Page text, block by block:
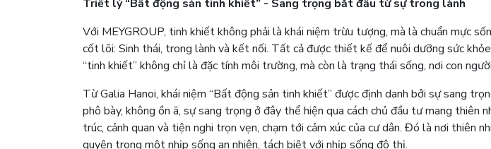
Triết lý “Bất động sản tinh khiết” - Sang trọng bắt đầu từ sự trong lành
Với MEYGROUP, tinh khiết không phải là khái niệm trừu tượng, mà là chuẩn mực
cốt lõi: Sinh thái, trong lành và kết nối. Tất cả được thiết kế để nuôi dưỡng sức
“tinh khiết” không chỉ là đặc tính môi trường, mà còn là trạng thái sống, nơi con
Từ Galia Hanoi, khái niệm “Bất động sản tinh khiết” được định danh bởi sự sang
phô bày, không ồn ã, sự sang trọng ở đây thể hiện qua cách chủ đầu tư mang thiên
trúc, cảnh quan và tiện nghi trọn vẹn, chạm tới cảm xúc của cư dân. Đó là nơi thiên
quyện trong một nhịp sống an nhiên, tách biệt với nhịp sống đô thị.